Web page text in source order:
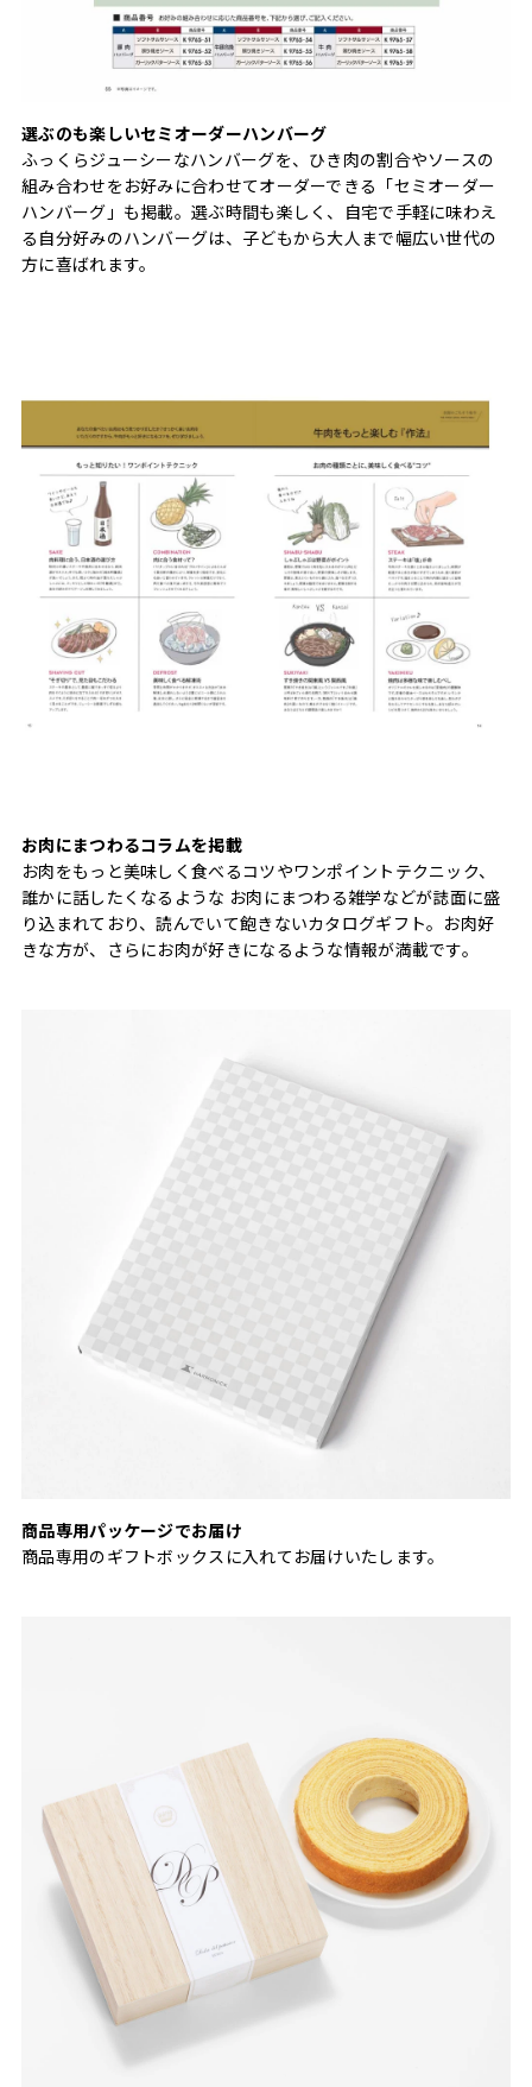
選ぶのも楽しいセミオーダーハンバーグ
ふっくらジューシーなハンバーグを、ひき肉の割合やソースの
組み合わせをお好みに合わせてオーダーできる「セミオーダー
ハンバーグ」も掲載。選ぶ時間も楽しく、自宅で手軽に味わえ
る自分好みのハンバーグは、子どもから大人まで幅広い世代の
方に喜ばれます。
お肉にまつわるコラムを掲載
お肉をもっと美味しく食べるコツやワンポイントテクニック、
誰かに話したくなるような お肉にまつわる雑学などが誌面に盛
り込まれており、読んでいて飽きないカタログギフト。お肉好
きな方が、さらにお肉が好きになるような情報が満載です。
商品専用パッケージでお届け
商品専用のギフトボックスに入れてお届けいたします。